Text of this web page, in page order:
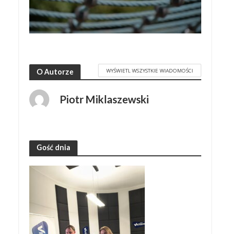
O Autorze WYŚWIETL WSZYSTKIE WIADOMOŚCI
Piotr Miklaszewski
Gość dnia